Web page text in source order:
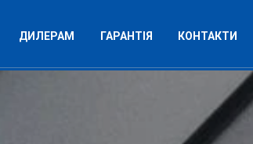
ДИЛЕРАМ ГАРАНТІЯ КОНТАКТИ